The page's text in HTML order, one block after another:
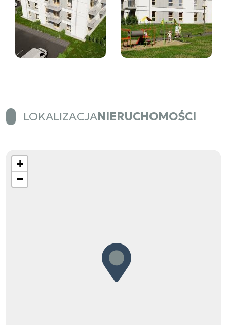
LOKALIZACJANIERUCHOMOŚCI
+
−